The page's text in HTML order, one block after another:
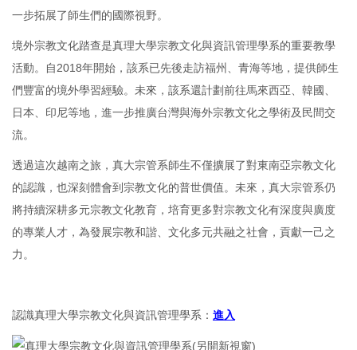
一步拓展了師生們的國際視野。
境外宗教文化踏查是真理大學宗教文化與資訊管理學系的重要教學
活動。自2018年開始，該系已先後走訪福州、青海等地，提供師生
們豐富的境外學習經驗。未來，該系還計劃前往馬來西亞、韓國、
日本、印尼等地，進一步推廣台灣與海外宗教文化之學術及民間交
流。
透過這次越南之旅，真大宗管系師生不僅擴展了對東南亞宗教文化
的認識，也深刻體會到宗教文化的普世價值。未來，真大宗管系仍
將持續深耕多元宗教文化教育，培育更多對宗教文化有深度與廣度
的專業人才，為發展宗教和諧、文化多元共融之社會，貢獻一己之
力。
認識真理大學宗教文化與資訊管理學系： 進入